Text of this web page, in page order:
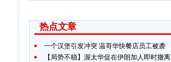
热点文章
一个汉堡引发冲突 温哥华快餐店员工被袭
【局势不稳】渥太华促在伊朗加人即时撤离